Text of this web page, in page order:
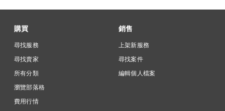
購買
尋找服務
尋找賣家
所有分類
瀏覽部落格
費用行情
銷售
上架新服務
尋找案件
編輯個人檔案